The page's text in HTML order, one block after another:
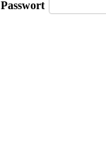
Passwort